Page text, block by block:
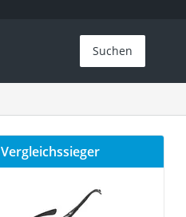
Suchen
Vergleichssieger